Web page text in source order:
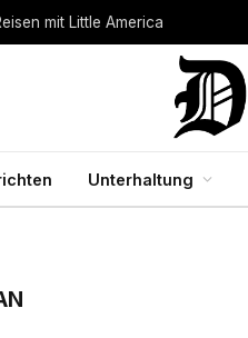
mit Little America
Unterhaltung